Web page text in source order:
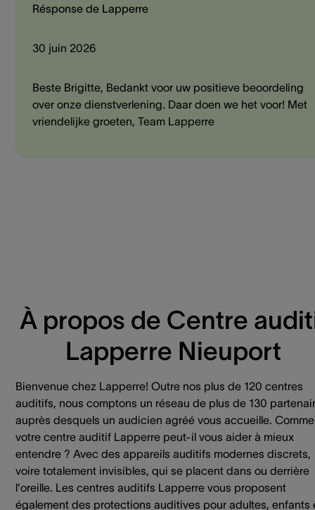
Résponse de Lapperre
30 juin 2026
Beste Brigitte, Bedankt voor uw positieve beoordeling
over onze dienstverlening. Daar doen we het voor! Met
vriendelijke groeten, Team Lapperre
À propos de Centre
Lapperre Nieuport
Bienvenue chez Lapperre! Outre nos plus de 120 centres
auditifs, nous comptons un réseau de plus de 130
auprès desquels un audicien agréé vous accueille.
votre centre auditif Lapperre peut-il vous aider à mieux
entendre ? Avec des appareils auditifs modernes discrets,
voire totalement invisibles, qui se placent dans ou derrière
l'oreille. Les centres auditifs Lapperre vous proposent
également des protections auditives pour adultes, enfants